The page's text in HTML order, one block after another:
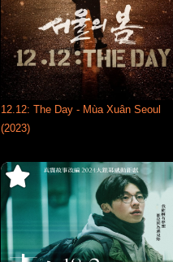
12.12: The Day - Mùa Xuân Seoul
(2023)